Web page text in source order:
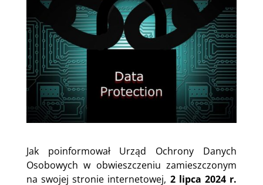
Jak poinformował Urząd Ochrony Danych
Osobowych w obwieszczeniu zamieszczonym
na swojej stronie internetowej, 2 lipca 2024 r.